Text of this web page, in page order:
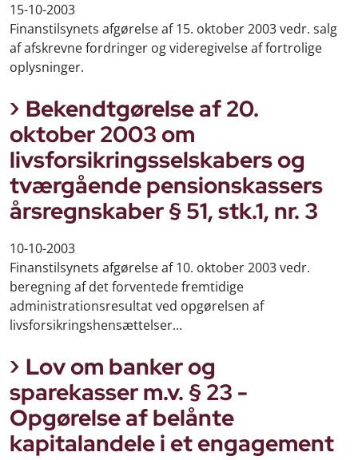
15-10-2003
Finanstilsynets afgørelse af 15. oktober 2003 vedr. salg
af afskrevne fordringer og videregivelse af fortrolige
oplysninger.
Bekendtgørelse af 20.
oktober 2003 om
livsforsikringsselskabers og
tværgående pensionskassers
årsregnskaber § 51, stk.1, nr. 3
10-10-2003
Finanstilsynets afgørelse af 10. oktober 2003 vedr.
beregning af det forventede fremtidige
administrationsresultat ved opgørelsen af
livsforsikringshensættelser...
Lov om banker og
sparekasser m.v. § 23 -
Opgørelse af belånte
kapitalandele i et engagement